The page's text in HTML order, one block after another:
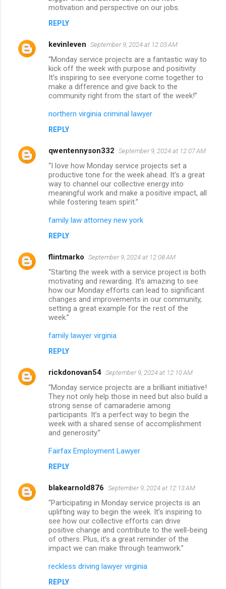
motivation and perspective on our jobs.
REPLY
kevinleven September 9, 2024 at 12:03 AM
“Monday service projects are a fantastic way to
kick off the week with purpose and positivity.
It’s inspiring to see everyone come together to
make a difference and give back to the
community right from the start of the week!”
northern virginia criminal lawyer
REPLY
qwentennyson332 September 9, 2024 at 12:07 AM
“I love how Monday service projects set a
productive tone for the week ahead. It’s a great
way to channel our collective energy into
meaningful work and make a positive impact, all
while fostering team spirit.”
family law attorney new york
REPLY
flintmarko September 9, 2024 at 12:08 AM
“Starting the week with a service project is both
motivating and rewarding. It’s amazing to see
how our Monday efforts can lead to significant
changes and improvements in our community,
setting a great example for the rest of the
week.”
family lawyer virginia
REPLY
rickdonovan54 September 9, 2024 at 12:10 AM
“Monday service projects are a brilliant initiative!
They not only help those in need but also build a
strong sense of camaraderie among
participants. It’s a perfect way to begin the
week with a shared sense of accomplishment
and generosity.”
Fairfax Employment Lawyer
REPLY
blakearnold876 September 9, 2024 at 12:13 AM
“Participating in Monday service projects is an
uplifting way to begin the week. It’s inspiring to
see how our collective efforts can drive
positive change and contribute to the well-being
of others. Plus, it’s a great reminder of the
impact we can make through teamwork.”
reckless driving lawyer virginia
REPLY